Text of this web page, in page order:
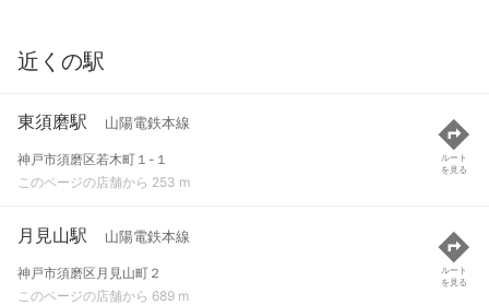
近くの駅
東須磨駅 山陽電鉄本線
神戸市須磨区若木町１-１
このページの店舗から 253 m
ルート
を見る
月見山駅 山陽電鉄本線
神戸市須磨区月見山町２
このページの店舗から 689 m
ルート
を見る